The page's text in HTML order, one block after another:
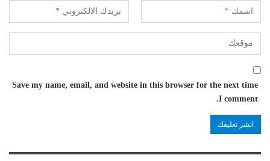
Save my name, email, and website in this browser for the next time
I comment.